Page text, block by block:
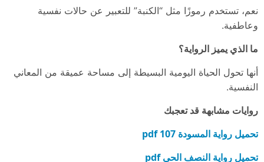
نعم، تستخدم رموزًا مثل “الكنبة” للتعبير عن حالات نفسية
وعاطفية.
ما الذي يميز الرواية؟
أنها تحول الحياة اليومية البسيطة إلى مساحة عميقة من المعاني
النفسية.
روايات مشابهة قد تعجبك
تحميل رواية المسودة 107 pdf
تحميل رواية النصف الحي pdf